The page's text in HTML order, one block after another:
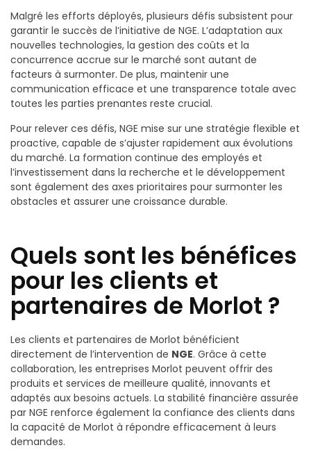
Malgré les efforts déployés, plusieurs défis subsistent pour
garantir le succès de l’initiative de NGE. L’adaptation aux
nouvelles technologies, la gestion des coûts et la
concurrence accrue sur le marché sont autant de
facteurs à surmonter. De plus, maintenir une
communication efficace et une transparence totale avec
toutes les parties prenantes reste crucial.
Pour relever ces défis, NGE mise sur une stratégie flexible et
proactive, capable de s’ajuster rapidement aux évolutions
du marché. La formation continue des employés et
l’investissement dans la recherche et le développement
sont également des axes prioritaires pour surmonter les
obstacles et assurer une croissance durable.
Quels sont les bénéfices
pour les clients et
partenaires de Morlot ?
Les clients et partenaires de Morlot bénéficient
directement de l’intervention de NGE. Grâce à cette
collaboration, les entreprises Morlot peuvent offrir des
produits et services de meilleure qualité, innovants et
adaptés aux besoins actuels. La stabilité financière assurée
par NGE renforce également la confiance des clients dans
la capacité de Morlot à répondre efficacement à leurs
demandes.